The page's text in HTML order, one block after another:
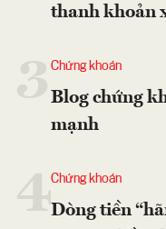
thanh khoản
Chứng khoán
Blog chứng
mạnh
4Chứng khoán
Dòng tiền